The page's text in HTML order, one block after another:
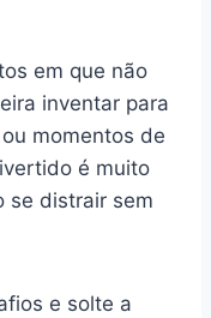
em que não
inventar para
momentos de
é muito
se distrair sem
e solte a